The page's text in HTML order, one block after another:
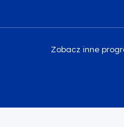
Zobacz inne